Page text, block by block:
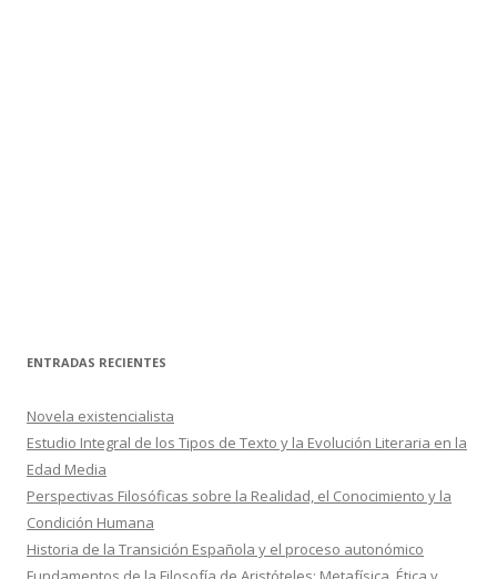
ENTRADAS RECIENTES
Novela existencialista
Estudio Integral de los Tipos de Texto y la Evolución Literaria en la
Edad Media
Perspectivas Filosóficas sobre la Realidad, el Conocimiento y la
Condición Humana
Historia de la Transición Española y el proceso autonómico